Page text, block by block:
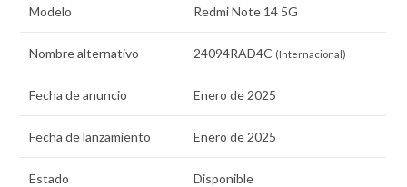
Modelo Redmi Note 14 5G
Nombre alternativo 24094RAD4C (Internacional)
Fecha de anuncio Enero de 2025
Fecha de lanzamiento Enero de 2025
Estado Disponible